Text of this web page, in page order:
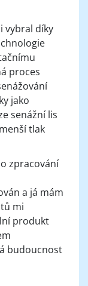
vybral díky
proces
jako
senážní lis
tlak
zpracování
a já mám
mi
produkt
budoucnost